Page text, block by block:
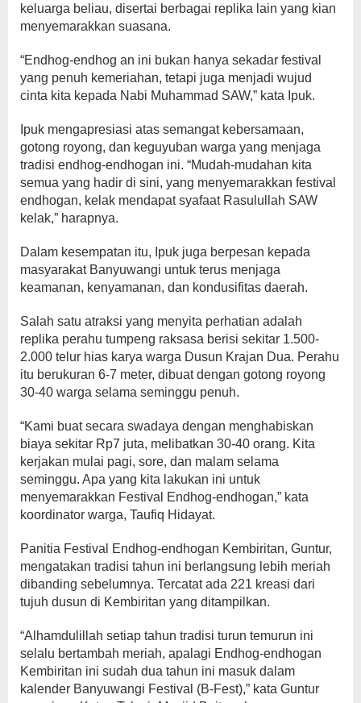
keluarga beliau, disertai berbagai replika lain yang kian
menyemarakkan suasana.
“Endhog-endhog an ini bukan hanya sekadar festival
yang penuh kemeriahan, tetapi juga menjadi wujud
cinta kita kepada Nabi Muhammad SAW,” kata Ipuk.
Ipuk mengapresiasi atas semangat kebersamaan,
gotong royong, dan keguyuban warga yang menjaga
tradisi endhog-endhogan ini. “Mudah-mudahan kita
semua yang hadir di sini, yang menyemarakkan festival
endhogan, kelak mendapat syafaat Rasulullah SAW
kelak,” harapnya.
Dalam kesempatan itu, Ipuk juga berpesan kepada
masyarakat Banyuwangi untuk terus menjaga
keamanan, kenyamanan, dan kondusifitas daerah.
Salah satu atraksi yang menyita perhatian adalah
replika perahu tumpeng raksasa berisi sekitar 1.500-
2.000 telur hias karya warga Dusun Krajan Dua. Perahu
itu berukuran 6-7 meter, dibuat dengan gotong royong
30-40 warga selama seminggu penuh.
“Kami buat secara swadaya dengan menghabiskan
biaya sekitar Rp7 juta, melibatkan 30-40 orang. Kita
kerjakan mulai pagi, sore, dan malam selama
seminggu. Apa yang kita lakukan ini untuk
menyemarakkan Festival Endhog-endhogan,” kata
koordinator warga, Taufiq Hidayat.
Panitia Festival Endhog-endhogan Kembiritan, Guntur,
mengatakan tradisi tahun ini berlangsung lebih meriah
dibanding sebelumnya. Tercatat ada 221 kreasi dari
tujuh dusun di Kembiritan yang ditampilkan.
“Alhamdulillah setiap tahun tradisi turun temurun ini
selalu bertambah meriah, apalagi Endhog-endhogan
Kembiritan ini sudah dua tahun ini masuk dalam
kalender Banyuwangi Festival (B-Fest),” kata Guntur